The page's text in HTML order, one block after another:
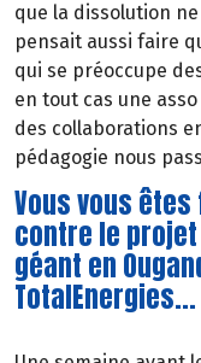
que la dissolution
pensait aussi faire
qui se préoccupe
en tout cas une
des collaborations
pédagogie nous
Vous vous
contre le projet
géant en
TotalEnergies...